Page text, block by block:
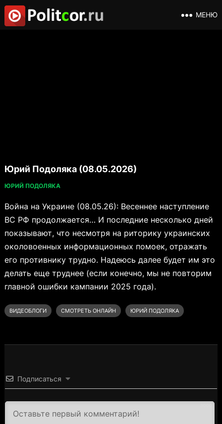
МЕНЮ
Юрий Подоляка (08.05.2026)
ЮРИЙ ПОДОЛЯКА
Война на Украине (08.05.26): Весеннее наступление
ВС РФ продолжается… И последние несколько дней
показывают, что несмотря на риторику украинских
околовоенных информационных помоек, отражать
его противнику трудно. Надеюсь далее будет им это
делать еще труднее (если конечно, мы не повторим
главной ошибки кампании 2025 года).
ВИДЕОБЛОГИ СМОТРЕТЬ ОНЛАЙН ЮРИЙ ПОДОЛЯКА
Подписаться